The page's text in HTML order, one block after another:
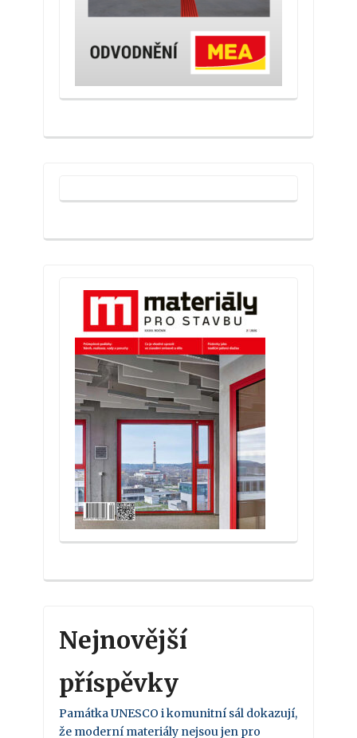
Nejnovější
příspěvky
Památka UNESCO i komunitní sál dokazují,
že moderní materiály nejsou jen pro